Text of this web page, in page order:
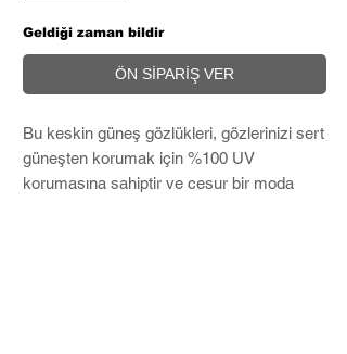
Geldiği zaman bildir
ÖN SİPARİŞ VER
Bu keskin güneş gözlükleri, gözlerinizi sert
güneşten korumak için %100 UV
korumasına sahiptir ve cesur bir moda